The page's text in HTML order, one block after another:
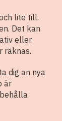
lite till.
Det kan
eller
räknas.
dig an nya
är